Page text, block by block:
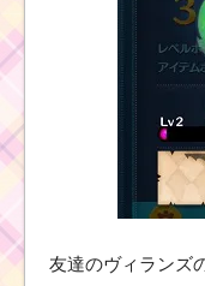
友達のヴィランズ